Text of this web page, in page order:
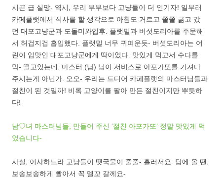
시곤 급 실망- 역시, 우리 부부보다 고냥들이 더 인기자! 일부러
카페플랫에서 식사를 할 생각으로 아침도 거르고 쫄쫄 굶고 갔
던 대포고냥군과 도돌미와입후. 플랫밀과 버섯도리아를 주문해
서 허겁지겁 흡입했다. 플랫밀 너무 귀여운듯- 버섯도리아는 어
린이 입맛인 대포고냥군에게 딱이었다. 맛있게 먹고서 수다를
막- 떨고있는데, 마스터 (남) 님이 서비스로 아포가또를 가져다
주시는게 아닌가. 오오- 우리는 드디어 카페플랫의 마스터님들과
절친이 된 것일까! 비록 고양이를 팔아 만든 절친이지만 뿌듯하
다!
남♡녀 마스터님들, 만들어 주신 ‘절친 아포가또’ 정말 맛있게 먹
었습니다-
사실, 이사하느라 고냥들이 땟국물이 줄줄- 흘러서요. 담에 올 땐,
보송보송하게 빨아서 꼭 델꼬 갈께요-